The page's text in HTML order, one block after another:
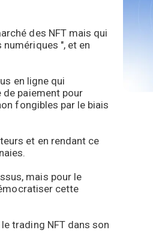
des NFT mais qui
", et en
en ligne qui
paiement pour
fongibles par le biais
et en rendant ce
mais pour le
cette
trading NFT dans son